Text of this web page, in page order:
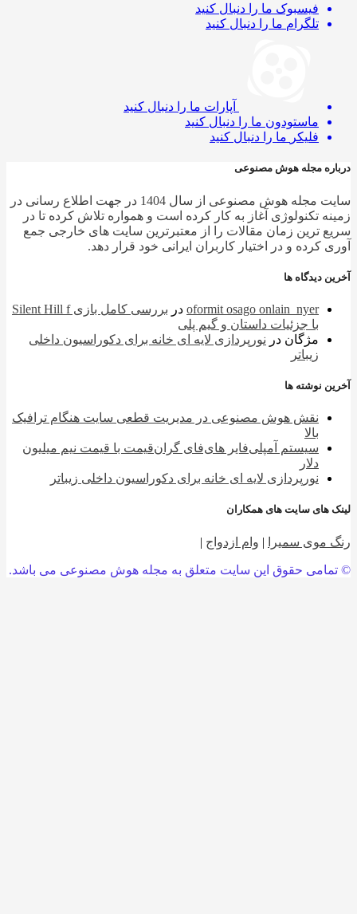
فیسبوک ما را دنبال کنید
تلگرام ما را دنبال کنید
آپارات ما را دنبال کنید
ماستودون ما را دنبال کنید
فلیکر ما را دنبال کنید
مجله هوش مصنوعی
سایت مجله هوش مصنوعی از سال 1404 در جهت اطلاع رسانی در
تکنولوژی آغاز به کار کرده است و همواره تلاش کرده تا در
ترین زمان مقالات را از معتبرترین سایت های خارجی جمع
کرده و در اختیار کاربران ایرانی خود قرار دهد.
دیدگاه ها
oformit osago onlain_nyerدر
بررسی کامل بازی Silent Hill f
با جزئیات داستان و گیم پلی
مژگاندرنورپردازی لایه ای خانه برای دکوراسیون داخلی
زیباتر
نوشته ها
نقش هوش مصنوعی در مدیریت قطعی سایت هنگام ترافیک
سیستم آمپلی‌فایر های‌فای گران‌قیمت با قیمت نیم میلیون
نورپردازی لایه ای خانه برای دکوراسیون داخلی زیباتر
های سایت های همکاران
موی سمیرا|وام ازدواج |
حقوق این سایت متعلق به مجله هوش مصنوعی می باشد.